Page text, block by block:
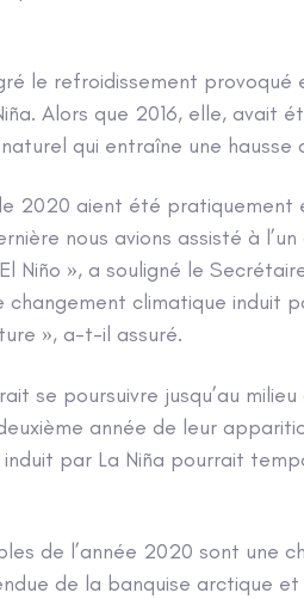
le refroidissement provoqué
Alors que 2016, elle, avait
qui entraîne une
2020 aient été pratiquement
nous avions assisté à
», a souligné le
climatique induit
», a-t-il assuré.
se poursuivre jusqu’au
année de leur
par La Niña pourrait
de l’année 2020 sont une
de la banquise arctique et